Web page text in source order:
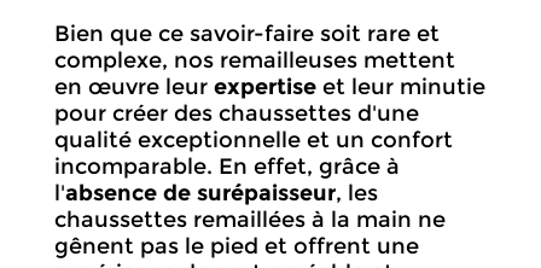
Bien que ce savoir-faire soit rare et
complexe, nos remailleuses mettent
en œuvre leur expertise et leur minutie
pour créer des chaussettes d'une
qualité exceptionnelle et un confort
incomparable. En effet, grâce à
l'absence de surépaisseur, les
chaussettes remaillées à la main ne
gênent pas le pied et offrent une